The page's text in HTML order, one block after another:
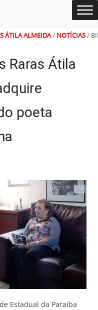
ÁTILA ALMEIDA/ NOTÍCIAS/
Raras Átila
poeta
Estadual da Paraíba